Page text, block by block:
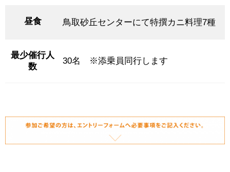
昼食 鳥取砂丘センターにて特撰カニ料理7種
最少催行人
数
30名 ※添乗員同行します